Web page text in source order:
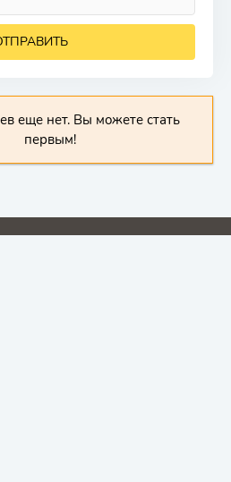
еще нет. Вы можете стать
первым!